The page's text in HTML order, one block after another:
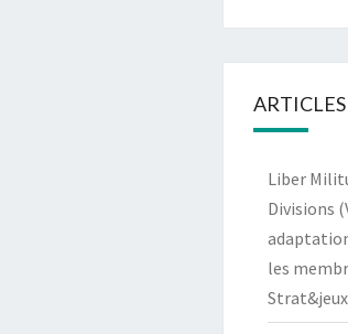
Liber
Divisions
les
Strat&jeux